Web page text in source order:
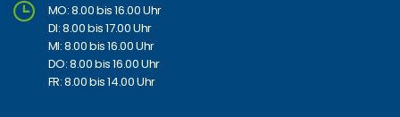
MO: 8.00 bis 16.00 Uhr
DI: 8.00 bis 17.00 Uhr
MI: 8.00 bis 16.00 Uhr
DO: 8.00 bis 16.00 Uhr
FR: 8.00 bis 14.00 Uhr